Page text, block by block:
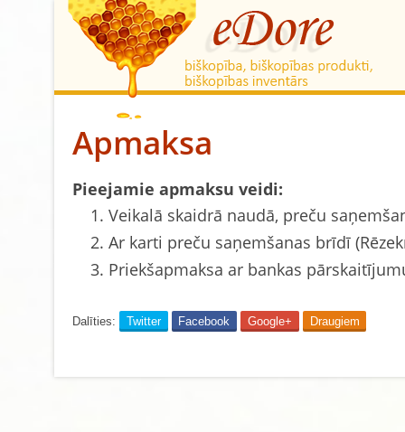
Apmaksa
Pieejamie apmaksu veidi:
Veikalā skaidrā naudā, preču
Ar karti preču saņemšanas brīdī
Priekšapmaksa ar bankas
Dalīties: Twitter Facebook Google+ Draugiem